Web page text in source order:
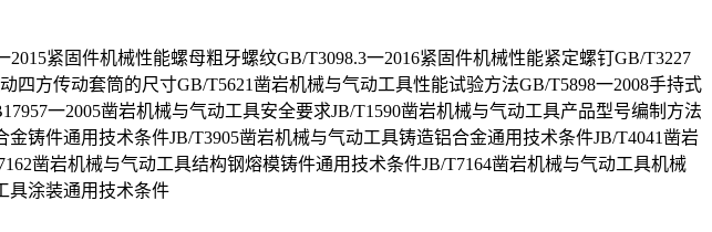
紧固件机械性能螺母粗牙螺纹GB/T3098.3一2016紧固件机械性能紧定螺钉GB/T3227
方传动套筒的尺寸GB/T5621凿岩机械与气动工具性能试验方法GB/T5898一2008手持式
一2005凿岩机械与气动工具安全要求JB/T1590凿岩机械与气动工具产品型号编制方法
铸件通用技术条件JB/T3905凿岩机械与气动工具铸造铝合金通用技术条件JB/T4041凿岩
凿岩机械与气动工具结构钢熔模铸件通用技术条件JB/T7164凿岩机械与气动工具机械
具涂装通用技术条件